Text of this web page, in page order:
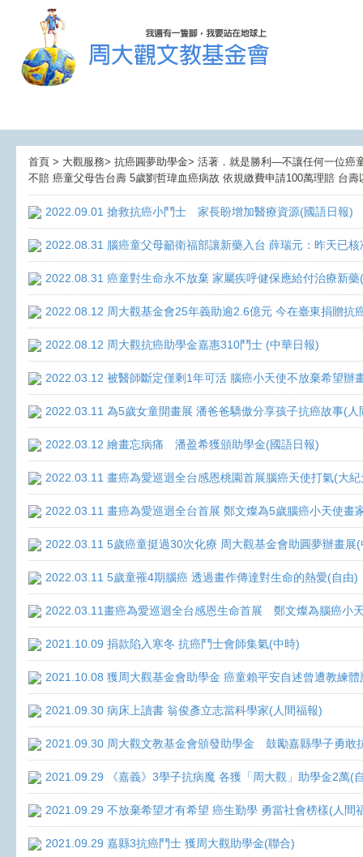
首頁 > 大觀服務> 抗癌圓夢助學金> 活著．就是勝利—不讓任何一位癌
不賠 癌童父母告台壽 5歲劉哲瑋血癌病故 依規繳費申請100萬理賠 台
2022.09.01 搶救抗癌小鬥士 家長盼增加醫療資源(國語日報)
2022.08.31 腦癌童父母籲衛福部讓新藥入台 薛瑞元：昨天已
2022.08.31 癌童對生命永不放棄 家屬疾呼健保應給付治療新藥
2022.08.12 周大觀基金會25年義助逾2.6億元 今在臺東捐贈抗
2022.08.12 周大觀抗癌助學金嘉惠310鬥士 (中華日報)
2022.03.12 被醫師斷定僅剩1年可活 腦癌小天使不放棄希望辦
2022.03.11 為5歲女童開畫展 潘爸爸驕傲分享孩子抗癌故事(人
2022.03.12 繪畫忘病痛 潘盈希獲頒助學金(國語日報)
2022.03.11 畫癌為愛巡迴全台感恩桃園首展腦癌天使打氣(大紀
2022.03.11 畫癌為愛巡迴全台首展 鄭文燦為5歲腦癌小天使畫
2022.03.11 5歲癌童挺過30次化療 周大觀基金會助圓夢辦畫展
2022.03.11 5歲童罹4期腦癌 透過畫作傳達對生命的熱愛(自由)
2022.03.11畫癌為愛巡迴全台感恩生命首展 鄭文燦為腦癌小
2021.10.09 捐款陷入寒冬 抗癌鬥士會師集氣(中時)
2021.10.08 獲周大觀基金會助學金 癌童賴平安自述曾遭教練體
2021.09.30 病床上讀書 翁俊彥立志當科學家(人間福報)
2021.09.30 周大觀文教基金會頒發助學金 鼓勵嘉縣學子勇敢
2021.09.29 《嘉義》3學子抗病魔 各獲「周大觀」助學金2萬(
2021.09.29 不放棄希望才有希望 癌生勤學 勇當社會榜樣(人間
2021.09.29 嘉縣3抗癌鬥士 獲周大觀助學金(聯合)